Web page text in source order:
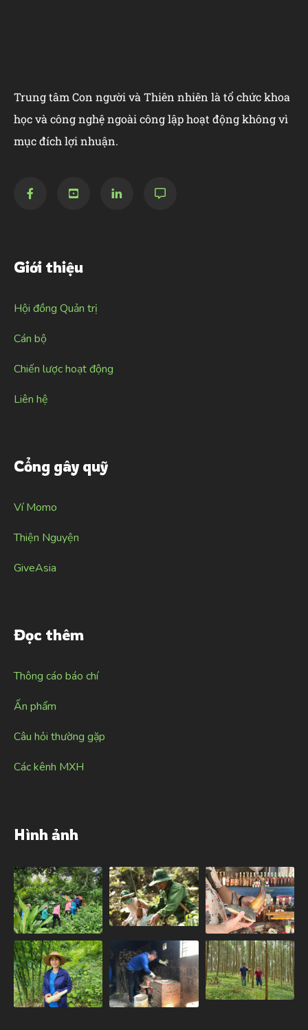
Trung tâm Con người và Thiên nhiên là tổ chức khoa
học và công nghệ ngoài công lập hoạt động không vì
mục đích lợi nhuận.
Giới thiệu
Hội đồng Quản trị
Cán bộ
Chiến lược hoạt động
Liên hệ
Cổng gây quỹ
Ví Momo
Thiện Nguyện
GiveAsia
Đọc thêm
Thông cáo báo chí
Ấn phẩm
Câu hỏi thường gặp
Các kênh MXH
Hình ảnh